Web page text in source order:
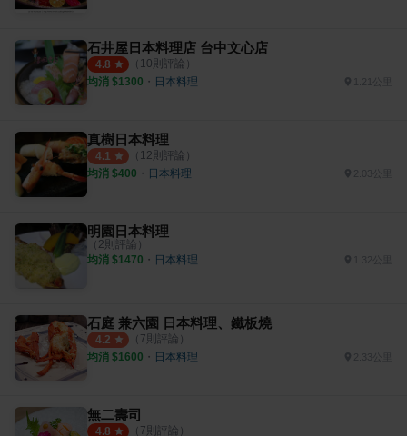
石井屋日本料理店 台中文心店
4.8 （ 10則評論）
均消 $1300 ・ 日本料理
真樹日本料理
4.1 （ 12則評論）
均消 $400 ・ 日本料理
明園日本料理
（ 2則評論）
均消 $1470 ・ 日本料理
石庭 兼六園 日本料理、鐵板燒
4.2 （ 7則評論）
均消 $1600 ・ 日本料理
無二壽司
4.8 （ 7則評論）